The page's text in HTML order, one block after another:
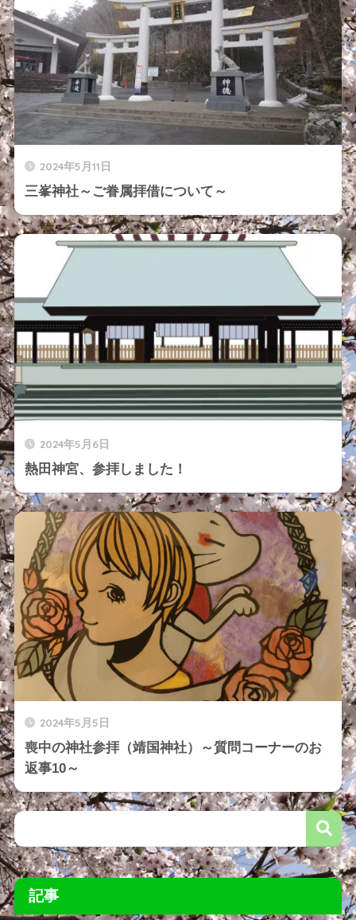
2024年5月11日
三峯神社～ご眷属拝借について～
2024年5月6日
熱田神宮、参拝しました！
2024年5月5日
喪中の神社参拝（靖国神社）～質問コーナーのお
返事10～
記事